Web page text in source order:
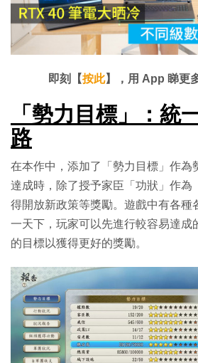
放
影
片
即刻【按此】，用 App 睇更
「勢力目標」：統
路
在本作中，添加了「勢力目標」作為
達成時，除了授予家臣「功狀」作為
得開放新政策等獎勵。遊戲中有各種
一天下，玩家可以先進行較容易達成
的目標以獲得更好的獎勵。